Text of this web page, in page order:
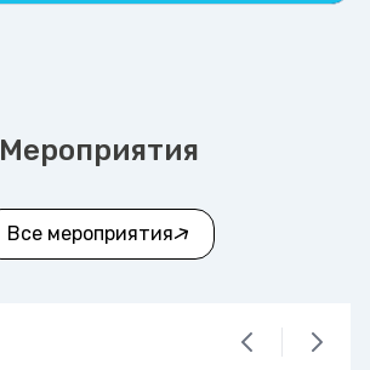
Мероприятия
Все мероприятия